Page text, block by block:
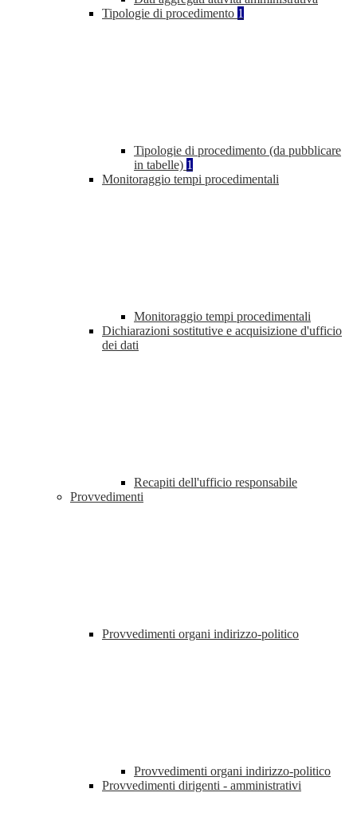
Tipologie di procedimento 1
Tipologie di procedimento (da pubblicare
in tabelle) 1
Monitoraggio tempi procedimentali
Monitoraggio tempi procedimentali
Dichiarazioni sostitutive e acquisizione d'ufficio
dei dati
Recapiti dell'ufficio responsabile
Provvedimenti
Provvedimenti organi indirizzo-politico
Provvedimenti organi indirizzo-politico
Provvedimenti dirigenti - amministrativi